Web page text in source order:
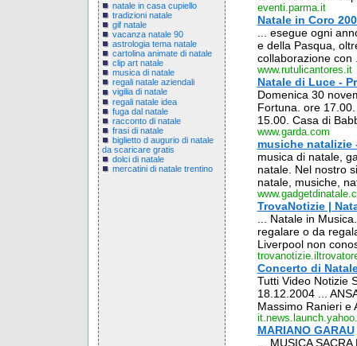
natale in casa cupiello
tradizioni natale
gif natale
vacanza natale 90
astrologia tema natale
cartolina animate di natale
clip art natale
musica di natale
regali natale aziendali
vigilia di natale
regali natale idea
fuga dal natale
racconto di natale
frasi di natale
biglietto d augurio di natale
da scaricare gratis
dolci di natale
mercatini di natale trentino
eventi.parma.it
Natale in Coro
... esegue ogni
e della Pasqua,
collaborazione con
www.rutulicantores.it
Natale di Luce -
Domenica 30
Fortuna. ore
15.00. Casa di
www.garda.com
musiche natalizie
musica di natale,
natale. Nel nostro
natale, musiche,
TrovaNotizie |
... Natale in
regalare o da
Liverpool non
Concerto di
Tutti Video Notizie
18.12.2004 ...
Massimo Ranieri e
MARIANO GARAU
... MUSICA